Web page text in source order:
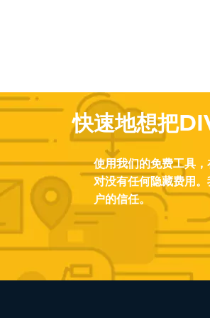
快速地想把
使用我们的免费工具
对没有任何隐藏费用
户的信任。